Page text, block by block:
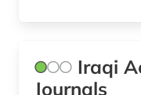
Iraqi
Journals